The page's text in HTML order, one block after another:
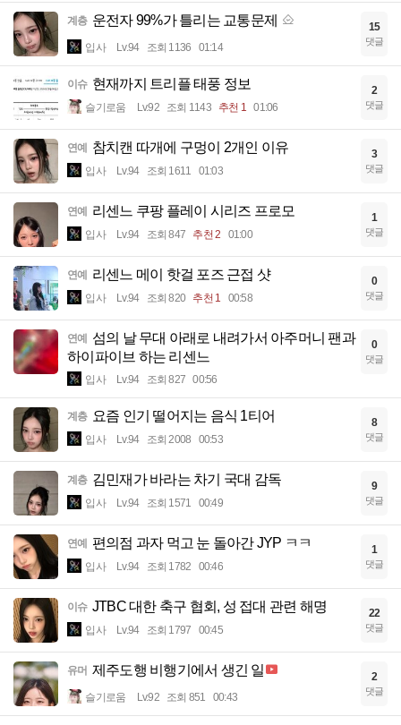
계층 운전자 99%가 틀리는 교통문제
입사 Lv.94 조회 1136 01:14
15
댓글
이슈 현재까지 트리플 태풍 정보
슬기로움 Lv.92 조회 1143 추천 1 01:06
2
댓글
연예 참치캔 따개에 구멍이 2개인 이유
입사 Lv.94 조회 1611 01:03
3
댓글
연예 리센느 쿠팡 플레이 시리즈 프로모
입사 Lv.94 조회 847 추천 2 01:00
1
댓글
연예 리센느 메이 핫걸 포즈 근접 샷
입사 Lv.94 조회 820 추천 1 00:58
0
댓글
연예
섬의 날 무대 아래로 내려가서 아주머니 팬과
하이파이브 하는 리센느
입사 Lv.94 조회 827 00:56
0
댓글
계층 요즘 인기 떨어지는 음식 1티어
입사 Lv.94 조회 2008 00:53
8
댓글
계층 김민재가 바라는 차기 국대 감독
입사 Lv.94 조회 1571 00:49
9
댓글
연예 편의점 과자 먹고 눈 돌아간 JYP ㅋㅋ
입사 Lv.94 조회 1782 00:46
1
댓글
이슈 JTBC 대한 축구 협회, 성 접대 관련 해명
입사 Lv.94 조회 1797 00:45
22
댓글
유머 제주도행 비행기에서 생긴 일
슬기로움 Lv.92 조회 851 00:43
2
댓글